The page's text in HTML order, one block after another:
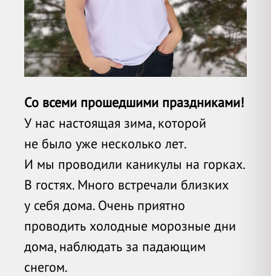
Со всеми прошедшими праздниками!
У нас настоящая зима, которой
не было уже несколько лет.
И мы проводили каникулы на горках.
В гостях. Много встречали близких
у себя дома. Очень приятно
проводить холодные морозные дни
дома, наблюдать за падающим
снегом.